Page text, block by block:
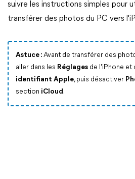
suivre les instructions simples pour
transférer des photos du PC vers
Astuce : Avant de transférer des
aller dans les Réglages de l'iPhone et
identifiant Apple, puis désactiver
section iCloud.